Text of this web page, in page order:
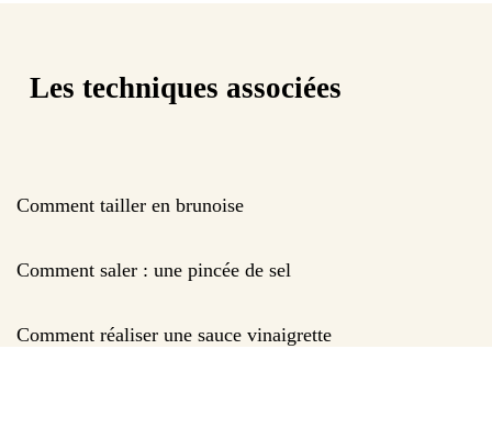
Les techniques associées
Comment tailler en brunoise
Comment saler : une pincée de sel
Comment réaliser une sauce vinaigrette